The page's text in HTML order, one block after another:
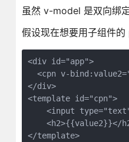
虽然 v-model 是双向绑
假设现在想要用子组件的
<div id="app">
<cpn v-
</div>
<template id="cpn">
<input
</template>